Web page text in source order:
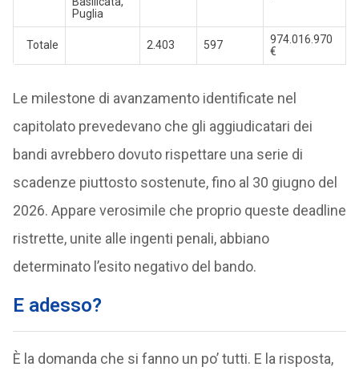
Puglia
Totale 2.403 597
974.016.970
€
Le milestone di avanzamento identificate nel
capitolato prevedevano che gli aggiudicatari dei
bandi avrebbero dovuto rispettare una serie di
scadenze piuttosto sostenute, fino al 30 giugno del
2026. Appare verosimile che proprio queste deadline
ristrette, unite alle ingenti penali, abbiano
determinato l’esito negativo del bando.
E adesso?
È la domanda che si fanno un po’ tutti. E la risposta,